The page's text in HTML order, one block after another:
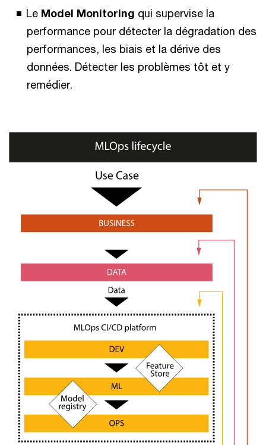
Le Model Monitoring qui supervise la
performance pour détecter la dégradation des
performances, les biais et la dérive des
données. Détecter les problèmes tôt et y
remédier.